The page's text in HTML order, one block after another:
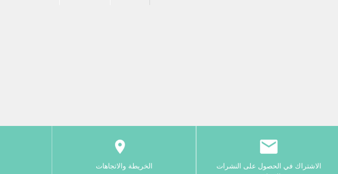
الاشتراك في الحصول على النشرات
الخريطة والاتجاهات